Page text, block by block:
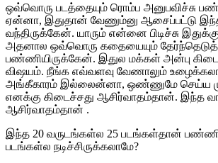
ஒவ்வொரு படத்தையும் ரொம்ப அனுபவிச்சு
ஏன்னா, இதுதான் வேணும்னு ஆசைப்பட்டு
வந்திருக்கேன். யாரும் என்னை பிடிச்சு
அதனால ஒவ்வொரு கதையையும்
பண்ணியிருக்கேன். இதுல மக்கள் அன்பு
விஷயம். நீங்க எவ்வளவு வேணாலும்
அங்கீகாரம் இல்லைன்னா, ஒண்ணுமே செய்ய
எனக்கு கிடைச்சது ஆசிர்வாதம்தான். இந்த
ஆசிர்வாதம்தான் .
இந்த 20 வருடங்கள்ல 25 படங்கள்தான்
படங்கள்ல நடிச்சிருக்கலாமே?